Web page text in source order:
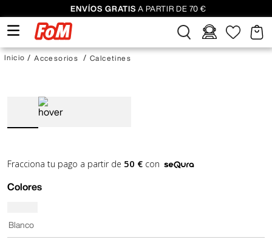
ENVÍOS GRATIS A PARTIR DE 70 €
Accesorios Calcetines
Fracciona tu pago a partir de 50 € con
Colores
Blanco